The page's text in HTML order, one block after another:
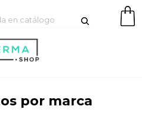
por marca